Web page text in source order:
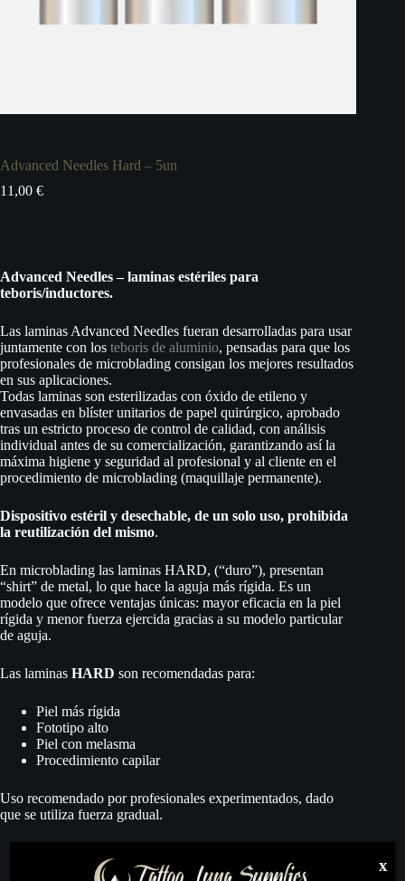
Advanced Needles Hard – 5un
11,00 €
Advanced Needles – laminas estériles para
teboris/inductores.
Las laminas Advanced Needles fueran desarrolladas para usar
juntamente con los teboris de aluminio, pensadas para que los
profesionales de microblading consigan los mejores resultados
en sus aplicaciones.
Todas laminas son esterilizadas con óxido de etileno y
envasadas en blíster unitarios de papel quirúrgico, aprobado
tras un estricto proceso de control de calidad, con análisis
individual antes de su comercialización, garantizando así la
máxima higiene y seguridad al profesional y al cliente en el
procedimiento de microblading (maquillaje permanente).
Dispositivo estéril y desechable, de un solo uso, prohibida
la reutilización del mismo.
En microblading las laminas HARD, (“duro”), presentan
“shirt” de metal, lo que hace la aguja más rígida. Es un
modelo que ofrece ventajas únicas: mayor eficacia en la piel
rígida y menor fuerza ejercida gracias a su modelo particular
de aguja.
Las laminas HARD son recomendadas para:
Piel más rígida
Fototipo alto
Piel con melasma
Procedimiento capilar
Uso recomendado por profesionales experimentados, dado
que se utiliza fuerza gradual.
x